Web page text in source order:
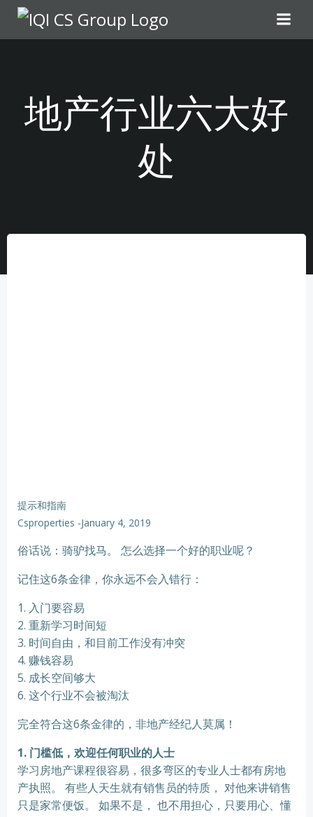
地产行业六大好
处
提示和指南
Csproperties -January 4, 2019
俗话说：骑驴找马。 怎么选择一个好的职业呢？
记住这6条金律，你永远不会入错行：
1. 入门要容易
2. 重新学习时间短
3. 时间自由，和目前工作没有冲突
4. 赚钱容易
5. 成长空间够大
6. 这个行业不会被淘汰
完全符合这6条金律的，非地产经纪人莫属！
1. 门槛低，欢迎任何职业的人士
学习房地产课程很容易，很多弯区的专业人士都有房地
产执照。 有些人天生就有销售员的特质， 对他来讲销售
只是家常便饭。 如果不是， 也不用担心，只要用心、懂